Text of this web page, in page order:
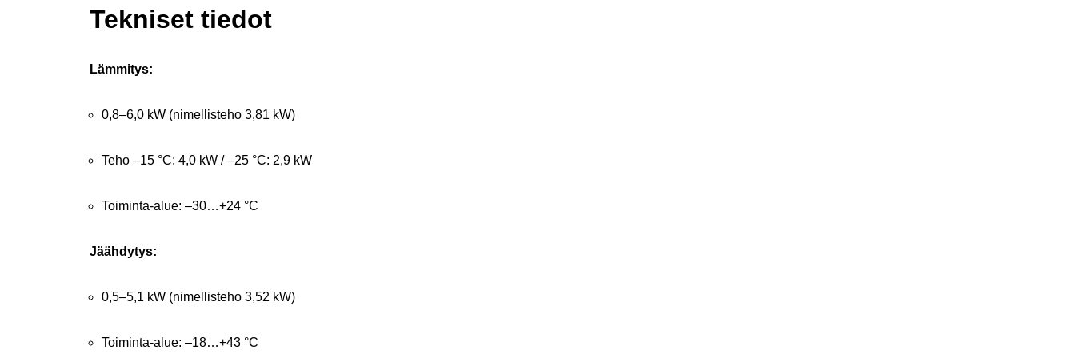
Tekniset tiedot
Lämmitys:
0,8–6,0 kW (nimellisteho 3,81 kW)
Teho –15 °C: 4,0 kW / –25 °C: 2,9 kW
Toiminta-alue: –30…+24 °C
Jäähdytys:
0,5–5,1 kW (nimellisteho 3,52 kW)
Toiminta-alue: –18…+43 °C